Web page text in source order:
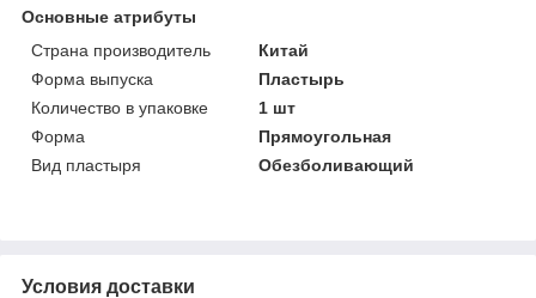
Основные атрибуты
Страна производитель
Китай
Форма выпуска
Пластырь
Количество в упаковке
1 шт
Форма
Прямоугольная
Вид пластыря
Обезболивающий
Условия доставки